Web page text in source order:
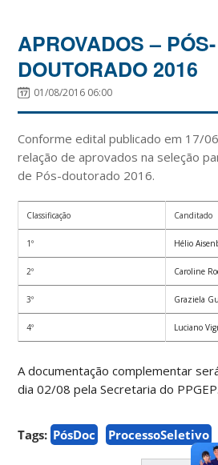
APROVADOS – PÓS-
DOUTORADO 2016
01/08/2016 06:00
Conforme edital publicado em 17/
relação de aprovados na seleção
de Pós-doutorado 2016.
Classificação Canditado
1º Hélio
2º Caroline
3º Graziela
4º Luciano
A documentação complementar
dia 02/08 pela Secretaria do PPGEP.
Tags: PósDoc ProcessoSeletivo